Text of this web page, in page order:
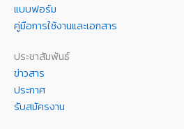
แบบฟอร์ม
คู่มือการใช้งานและเอกสาร
ประชาสัมพันธ์
ข่าวสาร
ประกาศ
รับสมัครงาน